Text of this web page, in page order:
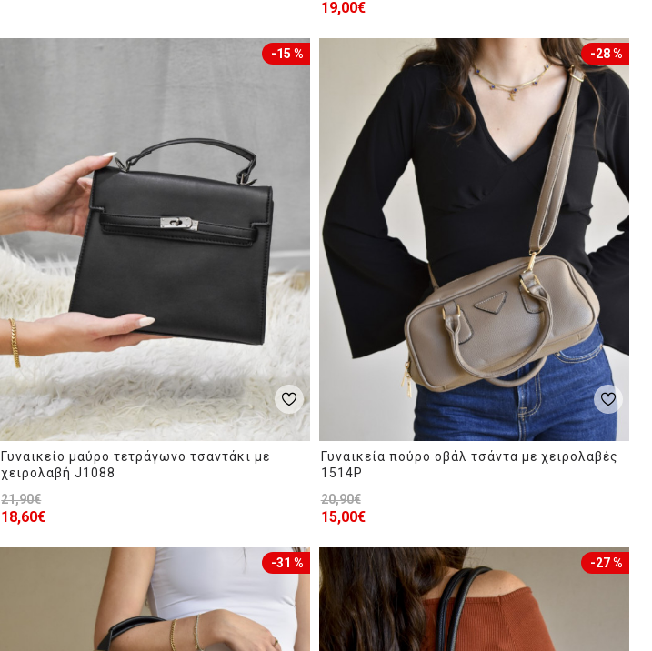
19,00€
-15 %
Γυναικείο μαύρο τετράγωνο τσαντάκι με
χειρολαβή J1088
18,60€
21,90€
-28 %
Γυναικεία πούρο οβάλ τσάντα με χειρολαβές
1514P
15,00€
20,90€
-31 % -27 %